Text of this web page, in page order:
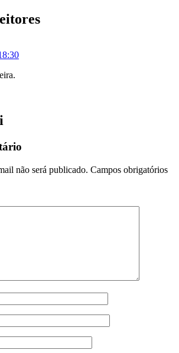
não será publicado. Campos obrigatórios